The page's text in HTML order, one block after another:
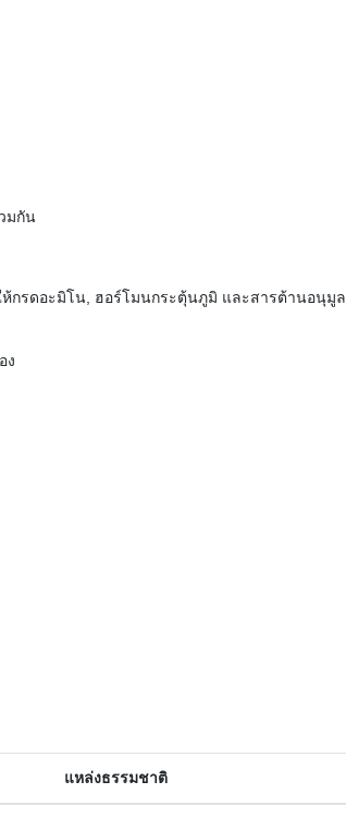
มกัน
กรดอะมิโน, ฮอร์โมนกระตุ้นภูมิ และสารต้านอนุมูล
ง
แหล่งธรรมชาติ